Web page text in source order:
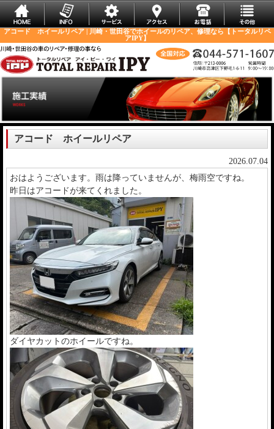
アコード ホイールリペア | 川崎・世田谷でホイールのリペア、修理なら【トータルリペ
アIPY】
アコード ホイールリペア
2026.07.04
おはようございます。雨は降っていませんが、梅雨空ですね。
昨日はアコードが来てくれました。
ダイヤカットのホイールですね。